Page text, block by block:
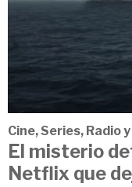
Cine, Series, Radio
El misterio
Netflix que